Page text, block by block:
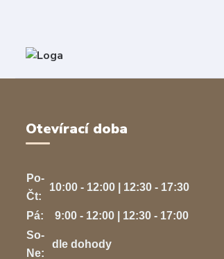
Otevírací doba
Po-
Čt:
10:00 - 12:00 | 12:30 - 17:30
Pá:
9:00 - 12:00 | 12:30 - 17:00
So-
Ne:
dle dohody